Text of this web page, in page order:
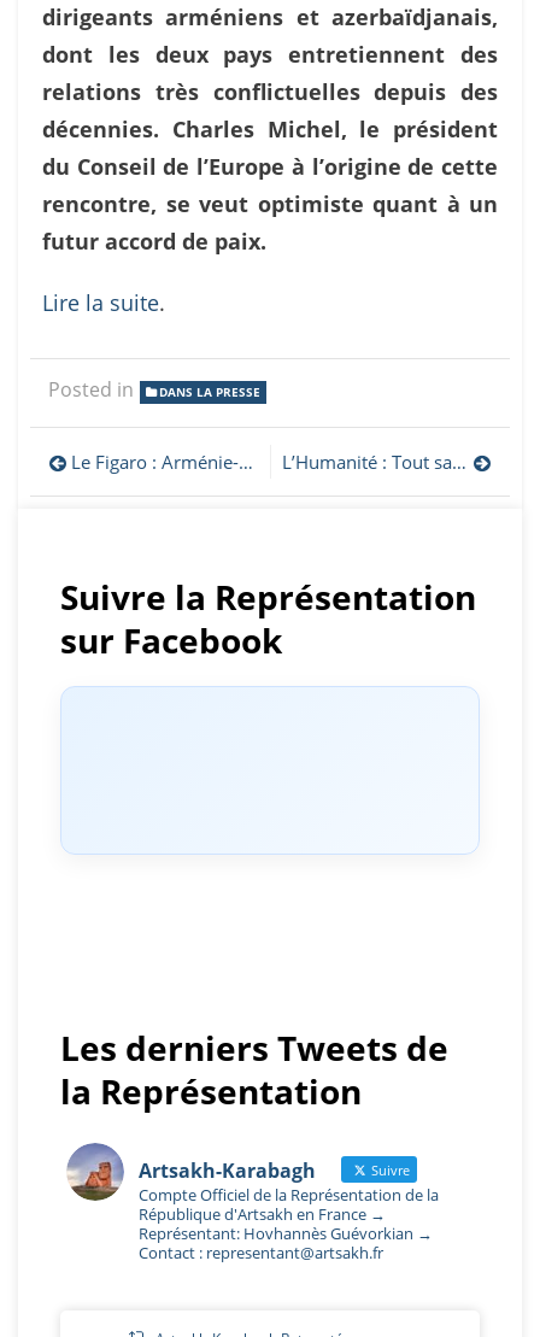
dirigeants arméniens et azerbaïdjanais,
dont les deux pays entretiennent des
relations très conflictuelles depuis des
décennies. Charles Michel, le président
du Conseil de l’Europe à l’origine de cette
rencontre, se veut optimiste quant à un
futur accord de paix.
Lire la suite.
Posted in DANS LA PRESSE
Navigation
de
Le Figaro : Arménie-Azerbaïdjan : les dirigeants réunis à Bruxelles sur le fond de tensions L’Humanité : Tout savoir sur les guerres séculaires du Haut-Karabakh.
Suivre la Représentation
sur Facebook
Les derniers Tweets de
la Représentation
Artsakh-Karabagh Suivre
Compte Officiel de la Représentation de la
République d'Artsakh en France →
Représentant: Hovhannès Guévorkian →
Contact : representant@artsakh.fr